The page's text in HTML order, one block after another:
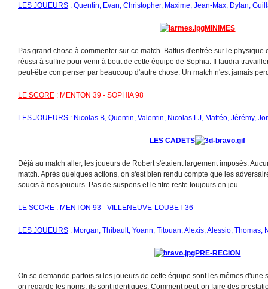
LES JOUEURS : Quentin, Evan, Christopher, Maxime, Jean-Max, Dylan,
MINIMES
Pas grand chose à commenter sur ce match. Battus d'entrée sur le
réussi à suffire pour venir à bout de cette équipe de Sophia. Il faudra
peut-être compenser par beaucoup d'autre chose. Un match n'est jamais
LE SCORE : MENTON 39 - SOPHIA 98
LES JOUEURS : Nicolas B, Quentin, Valentin, Nicolas LJ, Mattéo, Jérémy,
LES CADETS
Déjà au match aller, les joueurs de Robert s'étaient largement imposés.
match. Après quelques actions, on s'est bien rendu compte que les
soucis à nos joueurs. Pas de suspens et le titre reste toujours en jeu.
LE SCORE : MENTON 93 - VILLENEUVE-LOUBET 36
LES JOUEURS : Morgan, Thibault, Yoann, Titouan, Alexis, Alessio, Thomas,
PRE-REGION
On se demande parfois si les joueurs de cette équipe sont les mêmes d'une
on regarde les noms, ils sont identiques. Comment peut-on faire des